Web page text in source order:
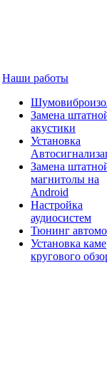
Наши работы
Замена
акустики
Установка
Замена
магнитолы на
Android
Настройка
аудиосистем
Тюнинг
Установка
кругового